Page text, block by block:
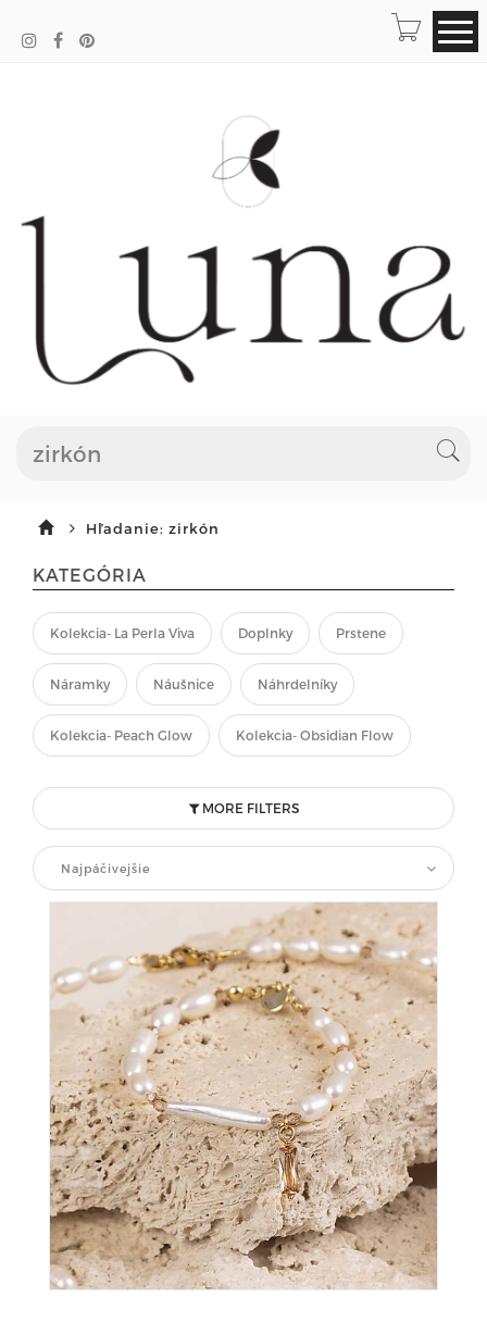
Hľadanie: zirkón
KATEGÓRIA
Kolekcia- La Perla Viva Doplnky Prstene
Náramky Náušnice Náhrdelníky
Kolekcia- Peach Glow Kolekcia- Obsidian Flow
MORE FILTERS
Najpáčivejšie